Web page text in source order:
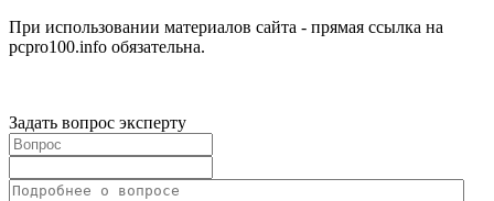
При использовании материалов сайта - прямая ссылка на
pcpro100.info обязательна.
Задать вопрос эксперту